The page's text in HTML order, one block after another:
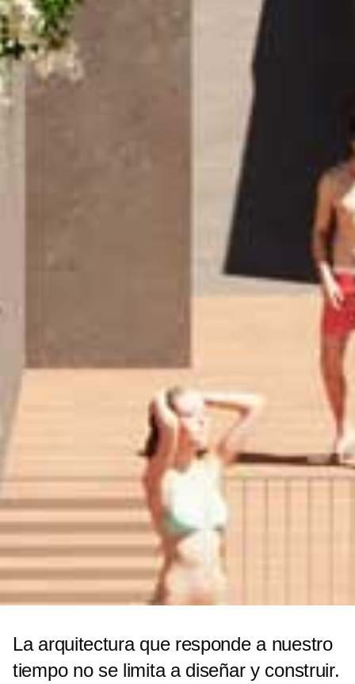
La arquitectura que responde a nuestro
tiempo no se limita a diseñar y construir.